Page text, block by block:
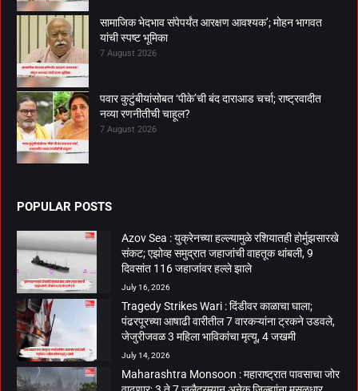
सामाजिक भेदभाव संपेपर्यंत आरक्षण आवश्यक’; मोहन भागवत
यांची स्पष्ट भूमिका
7 August 2026
पवार कुटुंबीयांसोबत ‘पीके’ची बंद दाराआड चर्चा; राष्ट्रवादीत
नव्या रणनीतीची चाहूल?
7 August 2026
POPULAR POSTS
Azov Sea : युक्रेनच्या हल्ल्यामुळे रशियातही होर्मुझसारखे
संकट; एझोव्ह समुद्रात जहाजांची वाहतूक थांबली, 9
दिवसांत 116 जहाजांवर हल्ले झाले
July 16, 2026
Tragedy Strikes Wari : दिंडीवर काळाचा घाला;
पंढरपूरच्या आषाढी वारीतील 7 वारकऱ्यांना ट्रकने उडवले,
जेजुरीजवळ 3 महिला भाविकांचा मृत्यू, 4 जखमी
July 14, 2026
Maharashtra Monsoon : महाराष्ट्रात पावसाचा जोर